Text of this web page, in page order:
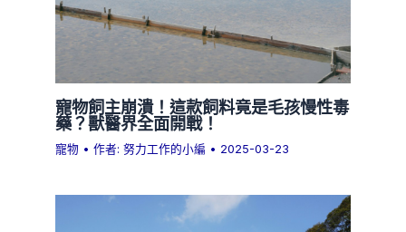
寵物飼主崩潰！這款飼料竟是毛孩慢性毒
藥？獸醫界全面開戰！
寵物 • 作者:努力工作的小編 • 2025-03-23